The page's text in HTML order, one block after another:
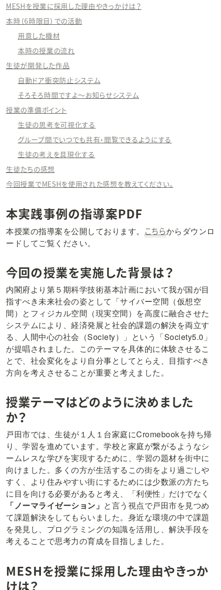
MESHを授業に採用した理由やきっかけは？
本時（6時限目）での活動
用意した機材
本時の授業の流れ
生徒が開発した作品
自動ドア衝突防止システム
そろそろ時間ですよ～お知らせシステム
授業の準備ポイント
生徒の思考を可視化する
グループ間でいつでも共有・閲覧できるようにする
生徒の考えを具現化する
生徒たちの感想
今回授業でMESHを使用された感想を教えてください。
本実践事例の指導案PDF
本授業の指導案を公開しております。 こちらからダウンロ
ードしてご覧ください。
今回の授業を実施した背景は？
内閣府より第５期科学技術基本計画において我が国が目
指すべき未来社会の姿として「サイバー空間（仮想空
間）とフィジカル空間（現実空間）を高度に融合させた
システムにより、経済発展と社会的課題の解決を両立す
る、人間中心の社会（Society）」という「Society5.0」
が提唱されました。このテーマを具体的に体験させるこ
とで、社会変化をより自分事としてとらえ、目指すべき
方向を考えさせることが重要と考えました。
授業テーマはどのように決めました
か？
戸田市では、生徒が１人１台家庭にCromebookを持ち帰
り、学習を進めています。学校と家庭が繋がるようなシ
ームレスな学びを実現するために、学習の題材を街中に
向けました。多くの方が生活するこの街をより過ごしや
すく、より住みやすい街にするためには少数派の方たち
に目を向ける必要があると考え、「利便性」だけでなく
「ノーマライゼーション」 と言う視点で戸田市を見つめ
て課題解決をしてもらいました。身近な環境の中で課題
を発見し、プログラミングの知識を活用し、解決手段を
考えることで思考力の育成を目指しました。
MESHを授業に採用した理由やきっか
けは？